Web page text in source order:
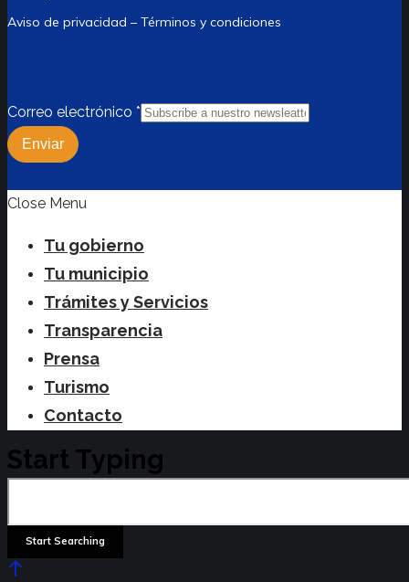
Aviso de privacidad – Términos y condiciones
Correo electrónico *
Enviar
Close Menu
Tu gobierno
Tu municipio
Trámites y Servicios
Transparencia
Prensa
Turismo
Contacto
Start Typing